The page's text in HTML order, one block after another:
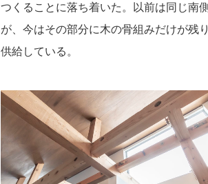
つくることに落ち着いた。以前は同じ南
が、今はその部分に木の骨組みだけが残
供給している。